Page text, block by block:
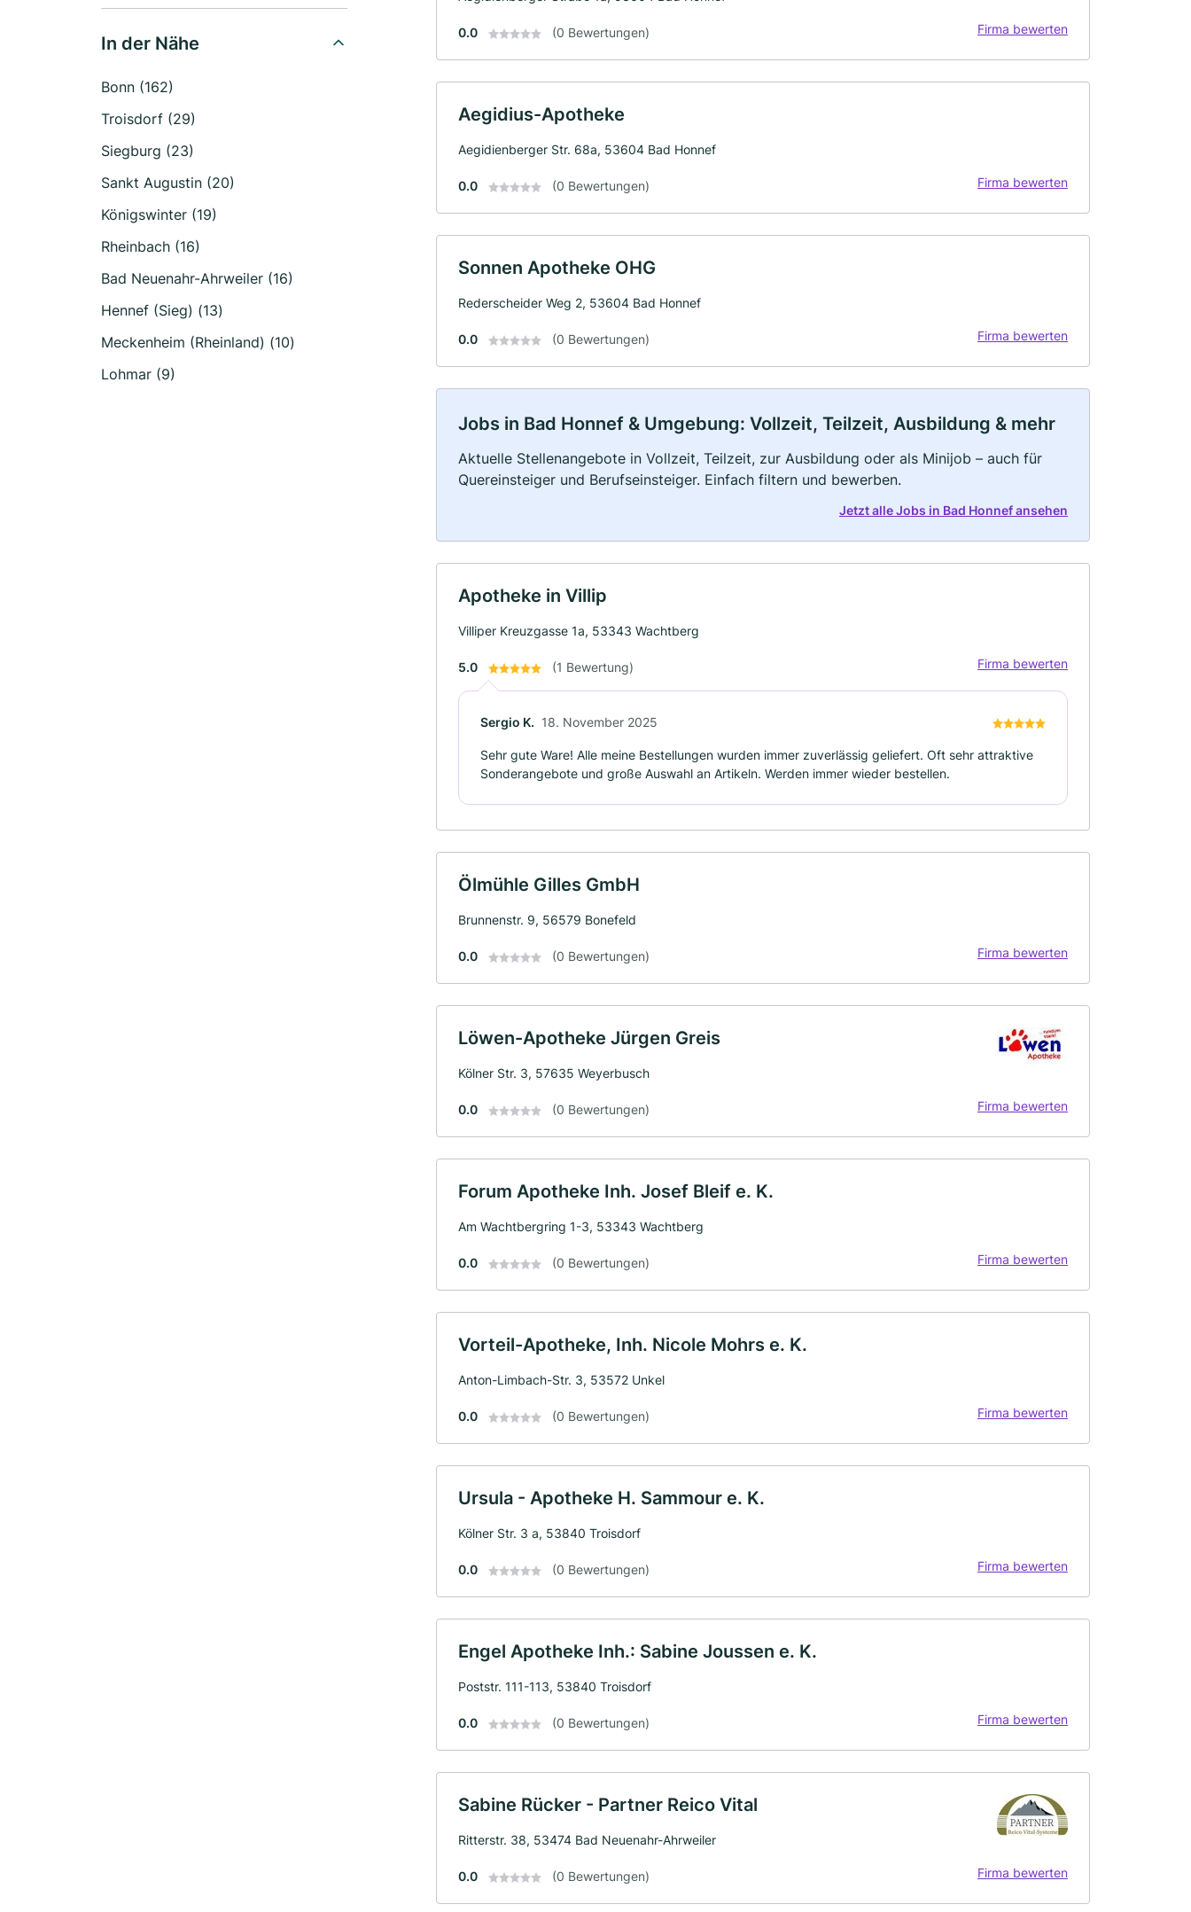
In der Nähe
Bonn (162)
Troisdorf (29)
Siegburg (23)
Sankt Augustin (20)
Königswinter (19)
Rheinbach (16)
Bad Neuenahr-Ahrweiler (16)
Hennef (Sieg) (13)
Meckenheim (Rheinland) (10)
Lohmar (9)
0.0 (0 Bewertungen) Firma bewerten
Aegidius-Apotheke
Aegidienberger Str. 68a, 53604 Bad Honnef
0.0 (0 Bewertungen) Firma bewerten
Sonnen Apotheke OHG
Rederscheider Weg 2, 53604 Bad Honnef
0.0 (0 Bewertungen) Firma bewerten
Jobs in Bad Honnef & Umgebung: Vollzeit, Teilzeit, Ausbildung & mehr
Aktuelle Stellenangebote in Vollzeit, Teilzeit, zur Ausbildung oder als Minijob – auch für
Quereinsteiger und Berufseinsteiger. Einfach filtern und bewerben.
Jetzt alle Jobs in Bad Honnef ansehen
Apotheke in Villip
Villiper Kreuzgasse 1a, 53343 Wachtberg
5.0 (1 Bewertung) Firma bewerten
Sergio K. 18. November 2025
Sehr gute Ware! Alle meine Bestellungen wurden immer zuverlässig geliefert. Oft sehr attraktive
Sonderangebote und große Auswahl an Artikeln. Werden immer wieder bestellen.
Ölmühle Gilles GmbH
Brunnenstr. 9, 56579 Bonefeld
0.0 (0 Bewertungen) Firma bewerten
Löwen-Apotheke Jürgen Greis
Kölner Str. 3, 57635 Weyerbusch
0.0 (0 Bewertungen) Firma bewerten
Forum Apotheke Inh. Josef Bleif e. K.
Am Wachtbergring 1-3, 53343 Wachtberg
0.0 (0 Bewertungen) Firma bewerten
Vorteil-Apotheke, Inh. Nicole Mohrs e. K.
Anton-Limbach-Str. 3, 53572 Unkel
0.0 (0 Bewertungen) Firma bewerten
Ursula - Apotheke H. Sammour e. K.
Kölner Str. 3 a, 53840 Troisdorf
0.0 (0 Bewertungen) Firma bewerten
Engel Apotheke Inh.: Sabine Joussen e. K.
Poststr. 111-113, 53840 Troisdorf
0.0 (0 Bewertungen) Firma bewerten
Sabine Rücker - Partner Reico Vital
Ritterstr. 38, 53474 Bad Neuenahr-Ahrweiler
0.0 (0 Bewertungen) Firma bewerten